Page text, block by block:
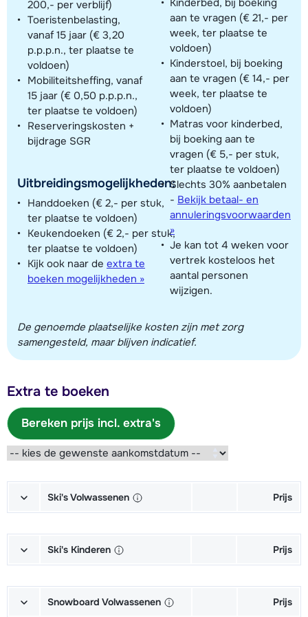
200,- per verblijf)
Toeristenbelasting,
vanaf 15 jaar (€ 3,20
p.p.p.n., ter plaatse te
voldoen)
Mobiliteitsheffing, vanaf
15 jaar (€ 0,50 p.p.p.n.,
ter plaatse te voldoen)
Reserveringskosten +
bijdrage SGR
Uitbreidingsmogelijkheden:
Handdoeken (€ 2,- per stuk,
ter plaatse te voldoen)
Keukendoeken (€ 2,- per stuk,
ter plaatse te voldoen)
Kijk ook naar de extra te
boeken mogelijkheden »
aan te vragen (€ 21,- per
week, ter plaatse te
voldoen)
Kinderstoel, bij boeking
aan te vragen (€ 14,- per
week, ter plaatse te
voldoen)
Matras voor kinderbed,
bij boeking aan te
vragen (€ 5,- per stuk,
ter plaatse te voldoen)
Slechts 30% aanbetalen
- Bekijk betaal- en
annuleringsvoorwaarden
»
Je kan tot 4 weken voor
vertrek kosteloos het
aantal personen
wijzigen.
De genoemde plaatselijke kosten zijn met zorg
samengesteld, maar blijven indicatief.
Extra te boeken
Bereken prijs incl. extra's
Ski's Volwassenen Prijs
(6/7 dagen)
Goud Schoenen (6/7 dagen) € 68,00
Ski's Kinderen Prijs
(6/7 dagen)Snowboard Volwassenen Prijs